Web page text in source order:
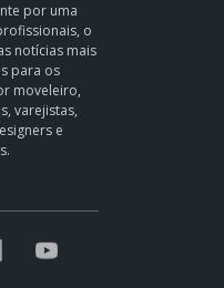
por uma
o
notícias mais
para os
moveleiro,
varejistas,
e